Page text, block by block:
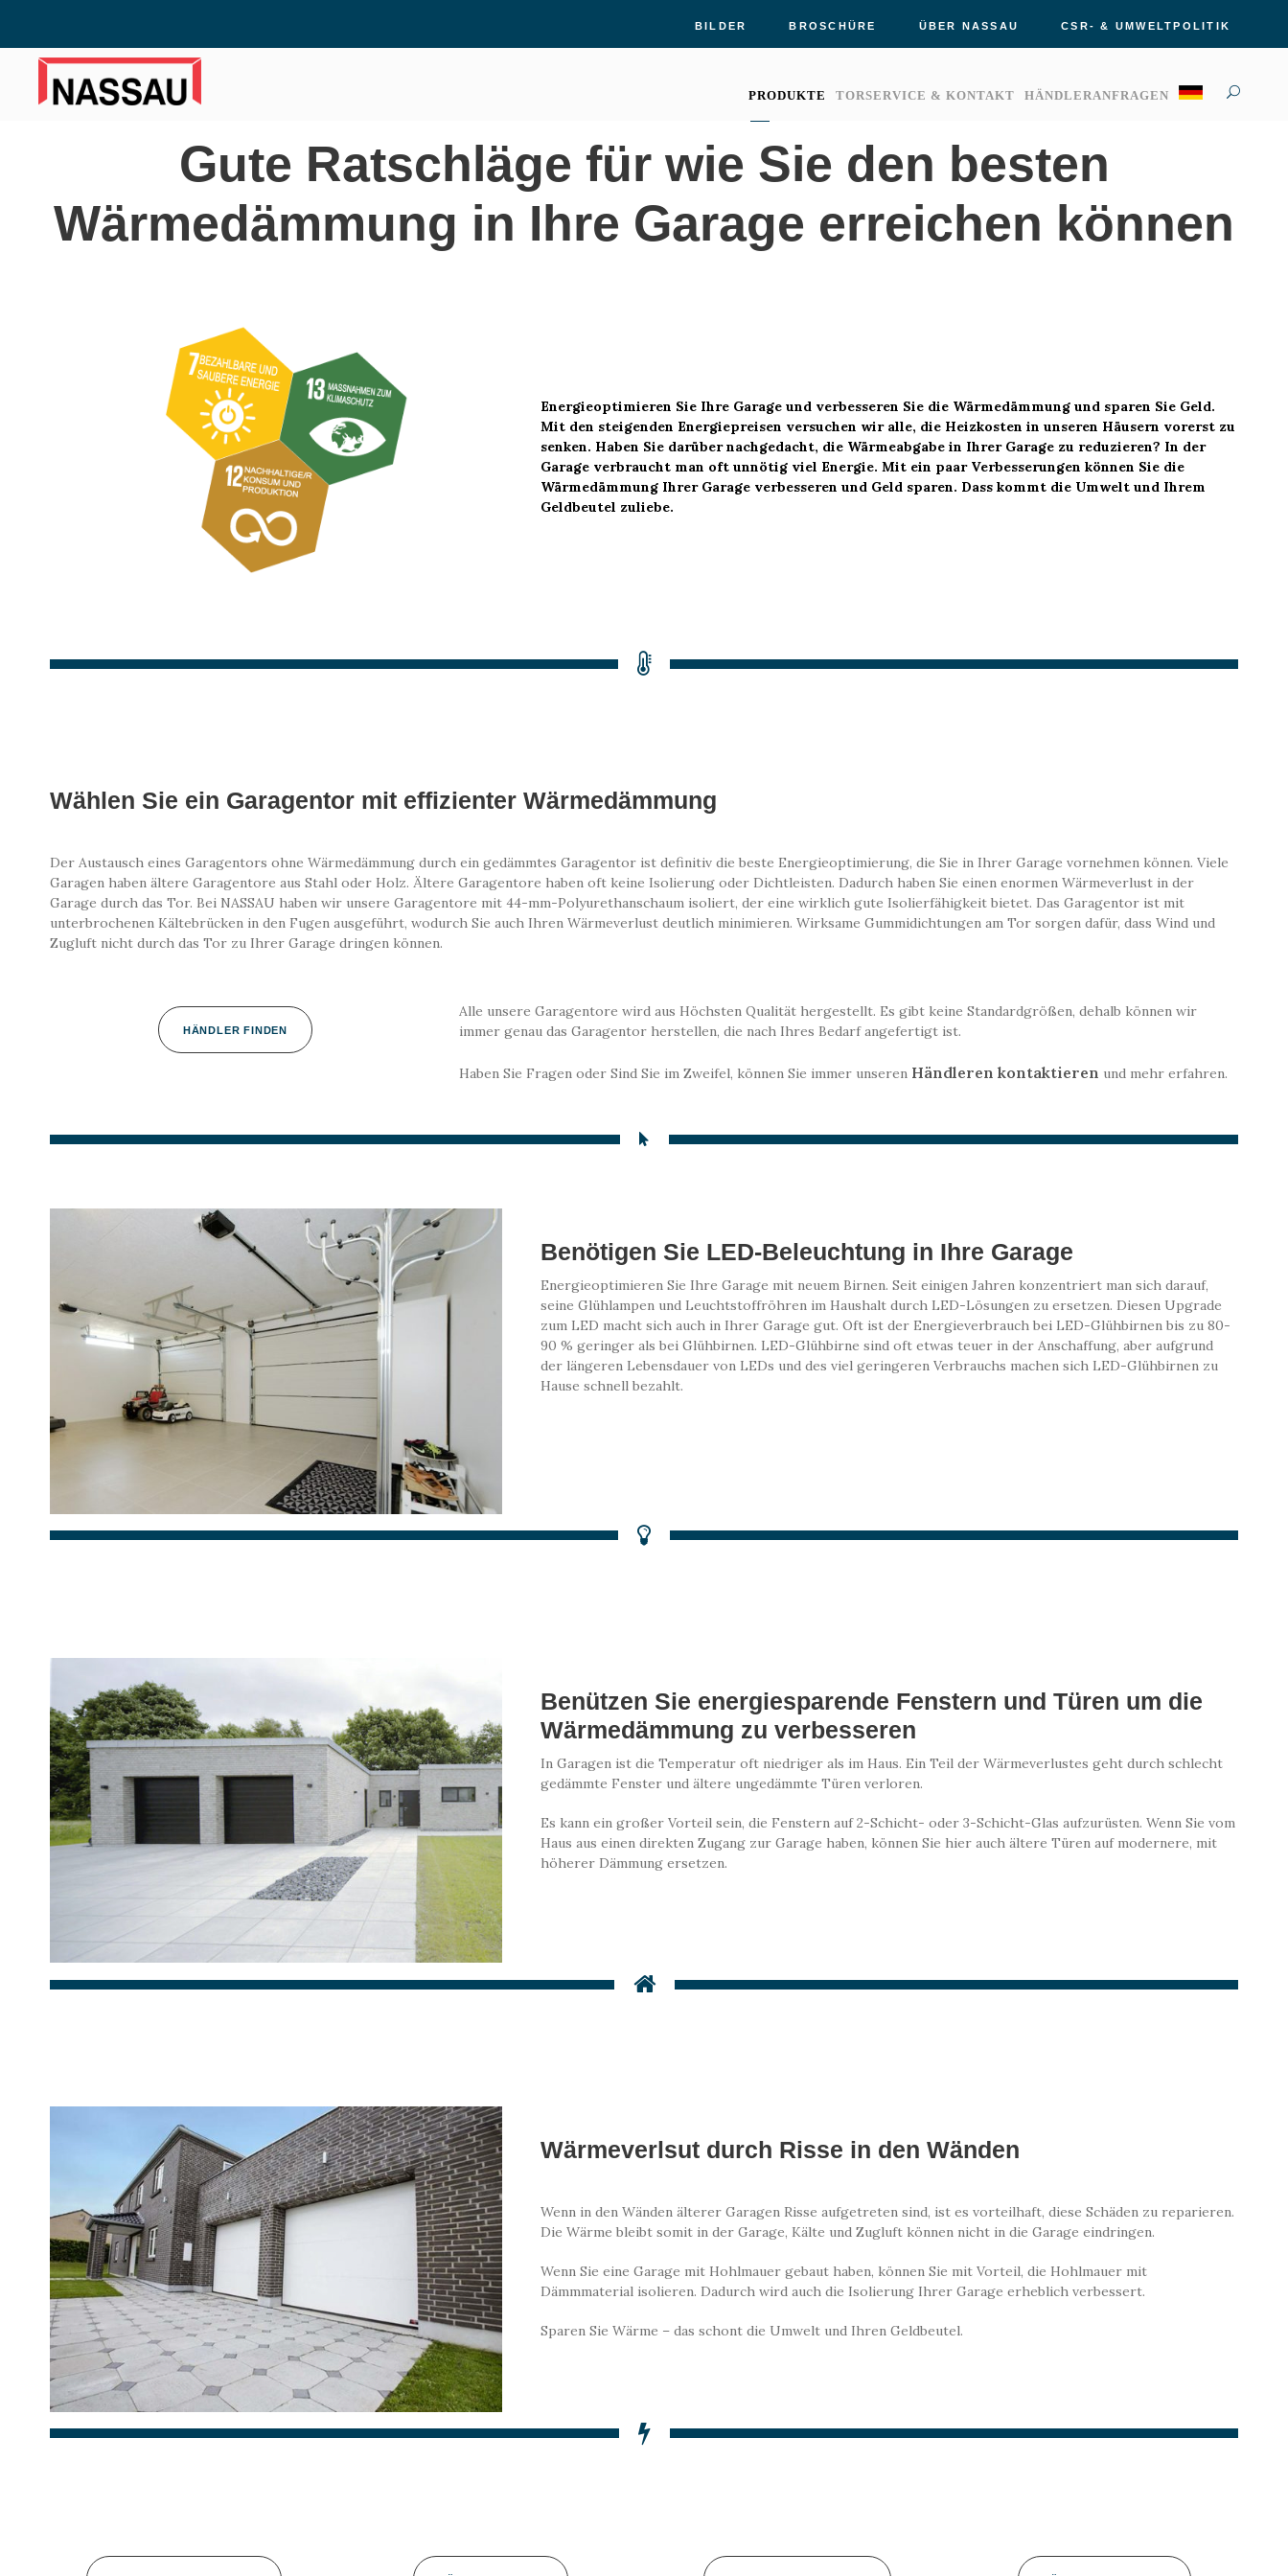
BILDER BROSCHÜRE ÜBER NASSAU CSR- & UMWELTPOLITIK
PRODUKTE TORSERVICE & KONTAKT HÄNDLERANFRAGEN
Gute Ratschläge für wie Sie den besten
Wärmedämmung in Ihre Garage erreichen können
Energieoptimieren Sie Ihre Garage und verbesseren Sie die Wärmedämmung und sparen Sie Geld.
Mit den steigenden Energiepreisen versuchen wir alle, die Heizkosten in unseren Häusern vorerst zu
senken. Haben Sie darüber nachgedacht, die Wärmeabgabe in Ihrer Garage zu reduzieren? In der
Garage verbraucht man oft unnötig viel Energie. Mit ein paar Verbesserungen können Sie die
Wärmedämmung Ihrer Garage verbesseren und Geld sparen. Dass kommt die Umwelt und Ihrem
Geldbeutel zuliebe.
Wählen Sie ein Garagentor mit effizienter Wärmedämmung
Der Austausch eines Garagentors ohne Wärmedämmung durch ein gedämmtes Garagentor ist definitiv die beste Energieoptimierung, die Sie in Ihrer Garage vornehmen können. Viele
Garagen haben ältere Garagentore aus Stahl oder Holz. Ältere Garagentore haben oft keine Isolierung oder Dichtleisten. Dadurch haben Sie einen enormen Wärmeverlust in der
Garage durch das Tor. Bei NASSAU haben wir unsere Garagentore mit 44-mm-Polyurethanschaum isoliert, der eine wirklich gute Isolierfähigkeit bietet. Das Garagentor ist mit
unterbrochenen Kältebrücken in den Fugen ausgeführt, wodurch Sie auch Ihren Wärmeverlust deutlich minimieren. Wirksame Gummidichtungen am Tor sorgen dafür, dass Wind und
Zugluft nicht durch das Tor zu Ihrer Garage dringen können.
HÄNDLER FINDEN
Alle unsere Garagentore wird aus Höchsten Qualität hergestellt. Es gibt keine Standardgrößen, dehalb können wir
immer genau das Garagentor herstellen, die nach Ihres Bedarf angefertigt ist.
Haben Sie Fragen oder Sind Sie im Zweifel, können Sie immer unseren Händleren kontaktieren und mehr erfahren.
Benötigen Sie LED-Beleuchtung in Ihre Garage
Energieoptimieren Sie Ihre Garage mit neuem Birnen. Seit einigen Jahren konzentriert man sich darauf,
seine Glühlampen und Leuchtstoffröhren im Haushalt durch LED-Lösungen zu ersetzen. Diesen Upgrade
zum LED macht sich auch in Ihrer Garage gut. Oft ist der Energieverbrauch bei LED-Glühbirnen bis zu 80-
90 % geringer als bei Glühbirnen. LED-Glühbirne sind oft etwas teuer in der Anschaffung, aber aufgrund
der längeren Lebensdauer von LEDs und des viel geringeren Verbrauchs machen sich LED-Glühbirnen zu
Hause schnell bezahlt.
Benützen Sie energiesparende Fenstern und Türen um die
Wärmedämmung zu verbesseren
In Garagen ist die Temperatur oft niedriger als im Haus. Ein Teil der Wärmeverlustes geht durch schlecht
gedämmte Fenster und ältere ungedämmte Türen verloren.
Es kann ein großer Vorteil sein, die Fenstern auf 2-Schicht- oder 3-Schicht-Glas aufzurüsten. Wenn Sie vom
Haus aus einen direkten Zugang zur Garage haben, können Sie hier auch ältere Türen auf modernere, mit
höherer Dämmung ersetzen.
Wärmeverlsut durch Risse in den Wänden
Wenn in den Wänden älterer Garagen Risse aufgetreten sind, ist es vorteilhaft, diese Schäden zu reparieren.
Die Wärme bleibt somit in der Garage, Kälte und Zugluft können nicht in die Garage eindringen.
Wenn Sie eine Garage mit Hohlmauer gebaut haben, können Sie mit Vorteil, die Hohlmauer mit
Dämmmaterial isolieren. Dadurch wird auch die Isolierung Ihrer Garage erheblich verbessert.
Sparen Sie Wärme – das schont die Umwelt und Ihren Geldbeutel.